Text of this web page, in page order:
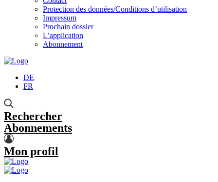
Protection des données/Conditions d’utilisation
Impressum
Prochain dossier
L’application
Abonnement
DE
FR
Rechercher
Abonnements
Mon profil